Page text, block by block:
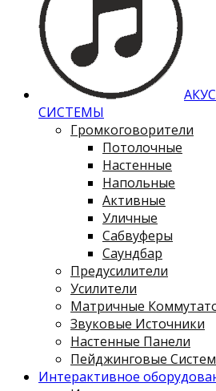
СИСТЕМЫ
Громкоговорители
Потолочные
Настенные
Напольные
Активные
Уличные
Сабвуферы
Саундбар
Предусилители
Усилители
Матричные
Звуковые Источники
Настенные Панели
Пейджинговые
Интерактивное